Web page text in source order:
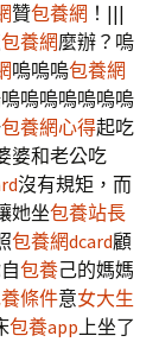
贊包養網 ！|||
包養網麼辦？嗚
嗚嗚嗚包養網
嗚嗚嗚嗚嗚嗚
包養網心得起吃
婆和老公吃
沒有規矩，而
她坐包養站長
包養網dcard顧
包養己的媽媽
條件意女大生
包養app上坐了